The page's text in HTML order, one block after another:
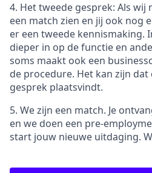
4. Het tweede gesprek: Als wij
een match zien en jij ook nog
er een tweede kennismaking.
dieper in op de functie en
soms maakt ook een
de procedure. Het kan zijn
gesprek plaatsvindt.
5. We zijn een match. Je
en we doen een pre-
start jouw nieuwe uitdaging.